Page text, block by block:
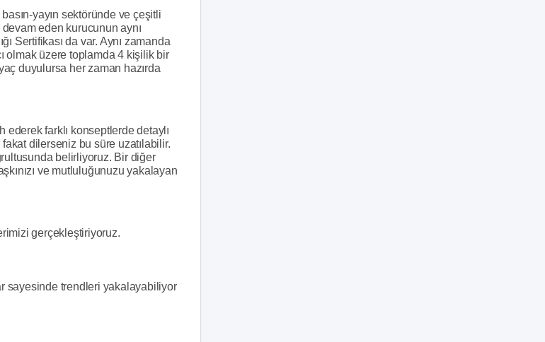
yayın sektöründe ve çeşitli
eden kurucunun aynı
Sertifikası da var. Aynı zamanda
olmak üzere toplamda 4 kişilik bir
duyulursa her zaman hazırda
ederek farklı konseptlerde detaylı
dilerseniz bu süre uzatılabilir.
belirliyoruz. Bir diğer
ve mutluluğunuzu yakalayan
gerçekleştiriyoruz.
sayesinde trendleri yakalayabiliyor